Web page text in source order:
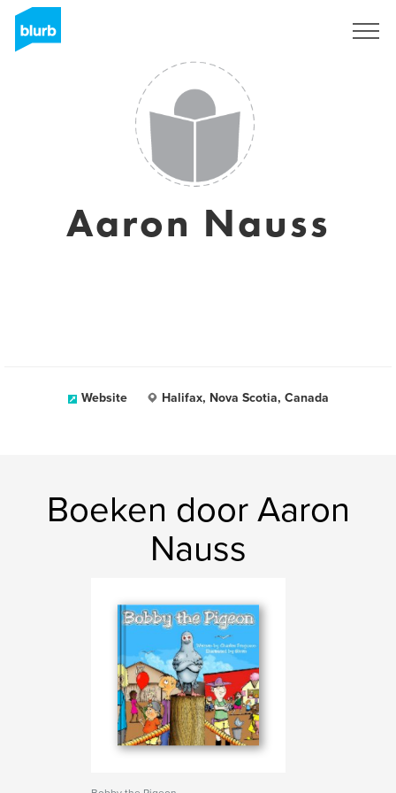
Aaron Nauss
Website Halifax, Nova Scotia, Canada
Boeken door Aaron
Nauss